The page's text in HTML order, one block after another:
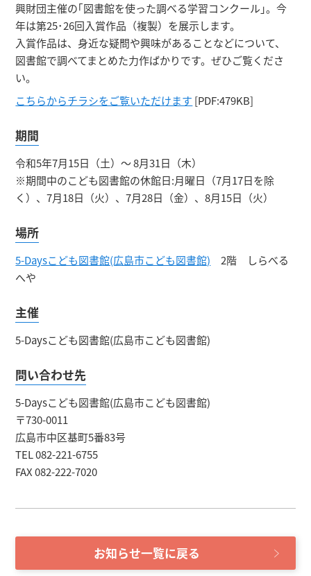
興財団主催の｢図書館を使った調べる学習コンクール｣。今
年は第25･26回入賞作品（複製）を展示します。
入賞作品は、身近な疑問や興味があることなどについて、
図書館で調べてまとめた力作ばかりです。ぜひご覧くださ
い。
こちらからチラシをご覧いただけます [PDF:479KB]
期間
令和5年7月15日（土）～ 8月31日（木）
※期間中のこども図書館の休館日:月曜日（7月17日を除
く）、7月18日（火）、7月28日（金）、8月15日（火）
場所
5-Daysこども図書館(広島市こども図書館) 2階 しらべる
へや
主催
5-Daysこども図書館(広島市こども図書館)
問い合わせ先
5-Daysこども図書館(広島市こども図書館)
〒730-0011
広島市中区基町5番83号
TEL 082-221-6755
FAX 082-222-7020
お知らせ一覧に戻る